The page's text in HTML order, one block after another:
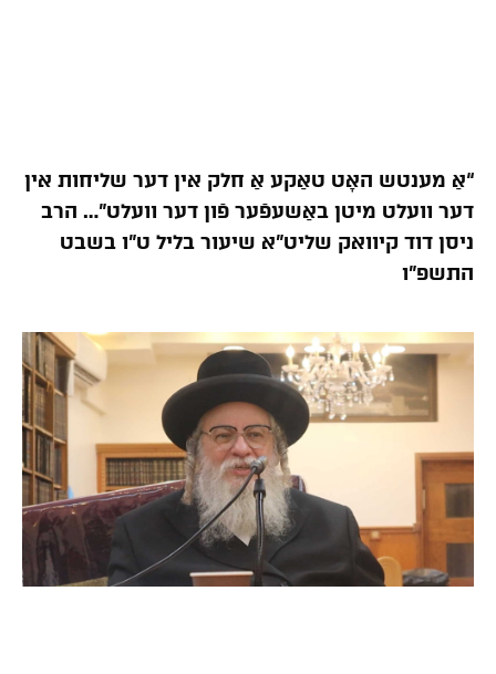
“אַ מענטש האָט טאַקע אַ חלק אין דער שליחות אין
דער וועלט מיטן באַשעפֿער פֿון דער וועלט”… הרב
ניסן דוד קיוואק שליט”א שיעור בליל ט”ו בשבט
התשפ”ו